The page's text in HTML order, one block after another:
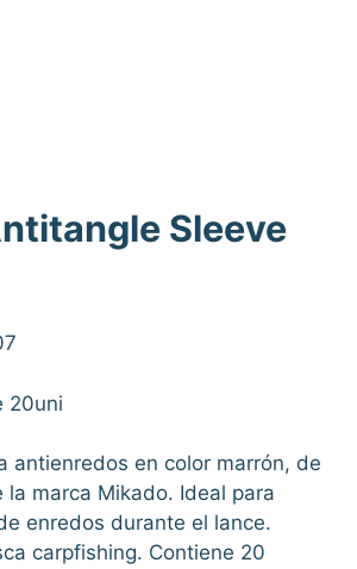
Sleeve
20uni
antienredos en color marrón, de
marca Mikado. Ideal para
enredos durante el lance.
carpfishing. Contiene 20